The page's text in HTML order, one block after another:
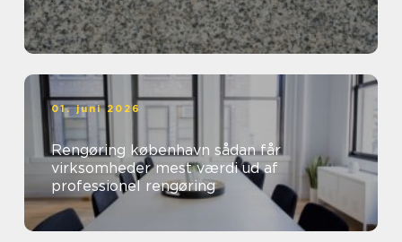
01. juni 2026
Rengøring københavn sådan får
virksomheder mest værdi ud af
professionel rengøring